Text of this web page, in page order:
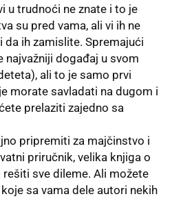
u trudnoći ne znate i to je
su pred vama, ali vi ih ne
da ih zamislite. Spremajući
najvažniji događaj u svom
ali to je samo prvi
morate savladati na dugom i
prelaziti zajedno sa
pripremiti za majčinstvo i
priručnik, velika knjiga o
sve dileme. Ali možete
sa vama dele autori nekih